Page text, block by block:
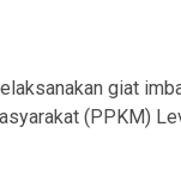
giat
(PPKM)